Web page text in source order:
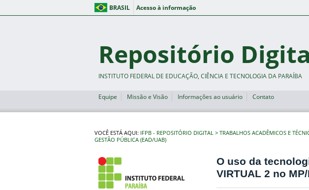
BRASIL Acesso à informação
Repositório
INSTITUTO FEDERAL DE EDUCAÇÃO, CIÊNCIA E TECNOLOGIA DA PARAÍBA
Equipe Missão e Visão Informações ao usuário
Contato
VOCÊ ESTÁ AQUI: IFPB - REPOSITÓRIO DIGITAL TRABALHOS ACADÊMICOS E
GESTÃO PÚBLICA (EAD/UAB)
O uso da
VIRTUAL 2 no